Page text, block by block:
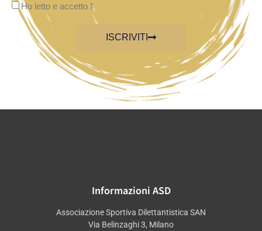
Ho letto e accetto l'informativa privacy
ISCRIVITI
Informazioni ASD
Associazione Sportiva Dilettantistica SAN
Via Belinzaghi 3, Milano